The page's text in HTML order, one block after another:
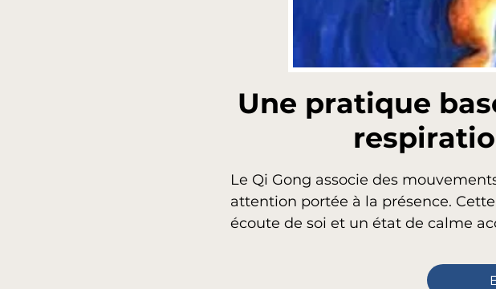
Une pratique
Le Qi Gong associe des
attention portée à la présence.
écoute de soi et un état de calme